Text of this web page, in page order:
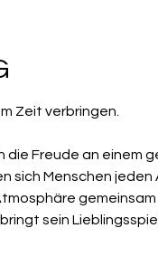
Zeit verbringen.
Freude an einem
sich Menschen jeden
sein